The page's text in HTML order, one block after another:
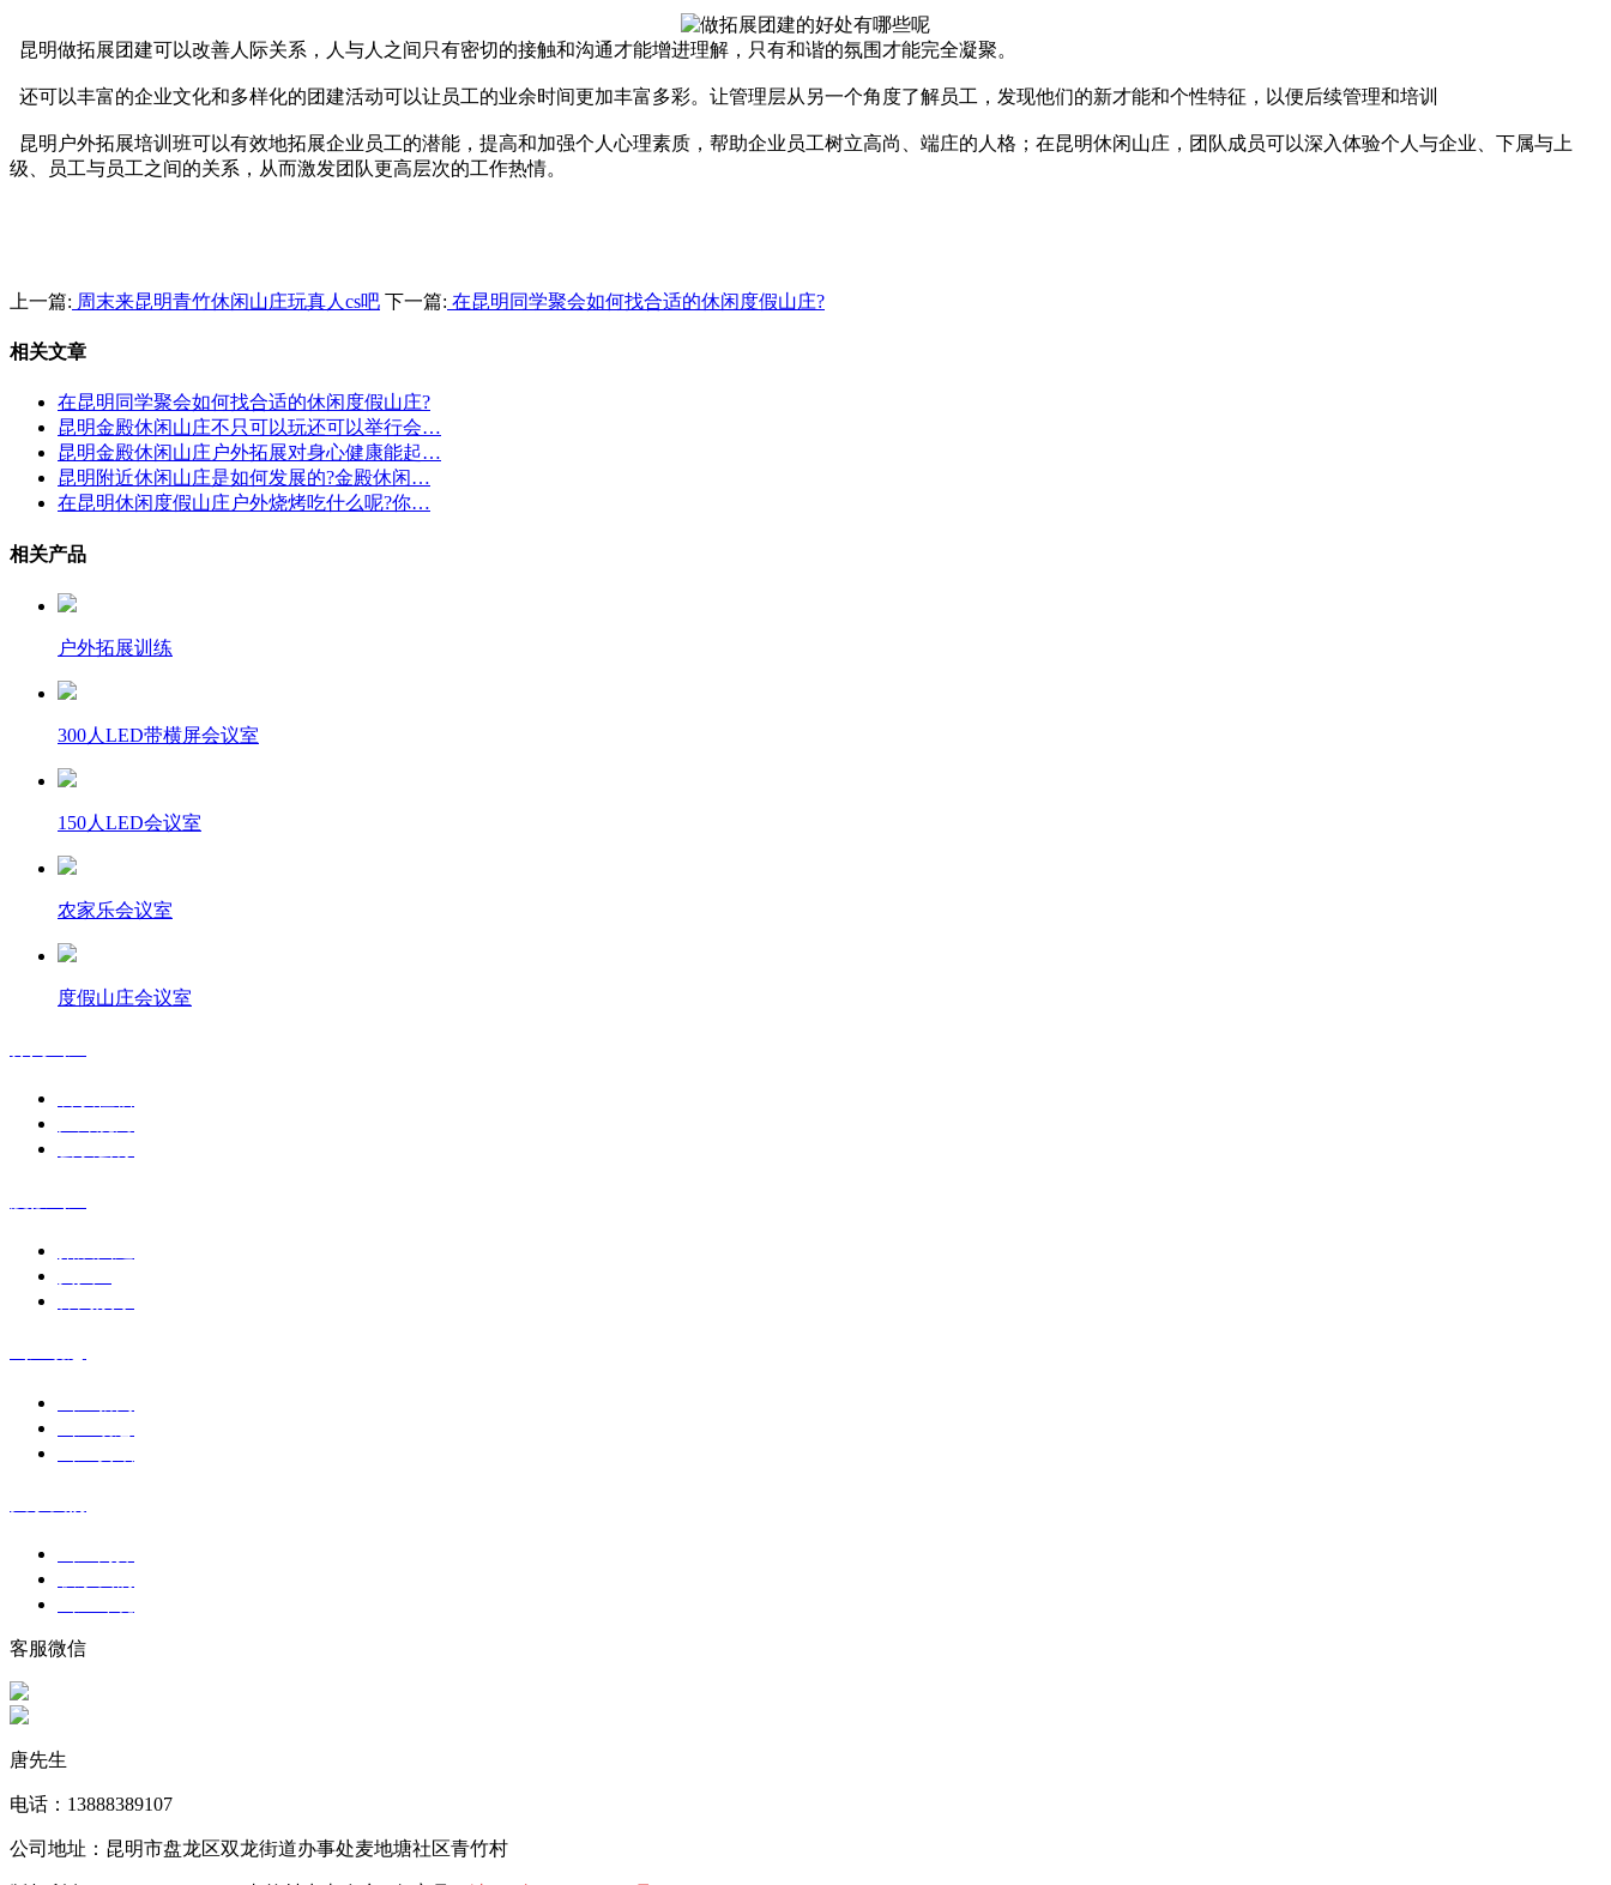
昆明做拓展团建可以改善人际关系，人与人之间只有密切的接触和沟通才能增进理解，只有和谐的氛围才能完全凝聚。
还可以丰富的企业文化和多样化的团建活动可以让员工的业余时间更加丰富多彩。让管理层从另一个角度了解员工，发现他们的新才能和个性特征，以便后续管理和培训
昆明户外拓展培训班可以有效地拓展企业员工的潜能，提高和加强个人心理素质，帮助企业员工树立高尚、端庄的人格；在昆明休闲山庄，团队成员可以深入体验个人与企业、下属与上
级、员工与员工之间的关系，从而激发团队更高层次的工作热情。
上一篇: 周末来昆明青竹休闲山庄玩真人cs吧 下一篇: 在昆明同学聚会如何找合适的休闲度假山庄?
相关文章
在昆明同学聚会如何找合适的休闲度假山庄?
昆明金殿休闲山庄不只可以玩还可以举行会…
昆明金殿休闲山庄户外拓展对身心健康能起…
昆明附近休闲山庄是如何发展的?金殿休闲…
在昆明休闲度假山庄户外烧烤吃什么呢?你…
相关产品
户外拓展训练
300人LED带横屏会议室
150人LED会议室
农家乐会议室
度假山庄会议室
客服微信
唐先生
电话：13888389107
公司地址：昆明市盘龙区双龙街道办事处麦地塘社区青竹村